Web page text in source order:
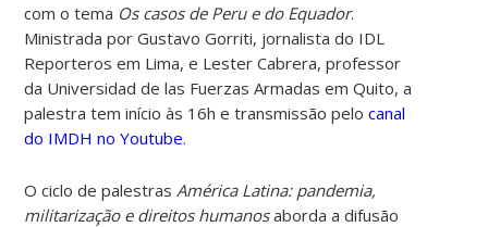
com o tema Os casos de Peru e do Equador.
Ministrada por Gustavo Gorriti, jornalista do IDL
Reporteros em Lima, e Lester Cabrera, professor
da Universidad de las Fuerzas Armadas em Quito, a
palestra tem início às 16h e transmissão pelocanal
do IMDH no Youtube.
O ciclo de palestras América Latina: pandemia,
militarização e direitos humanosaborda a difusão